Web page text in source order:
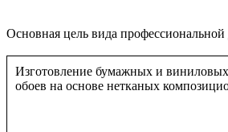
Основная цель вида профессиональной
Изготовление бумажных и
обоев на основе нетканых